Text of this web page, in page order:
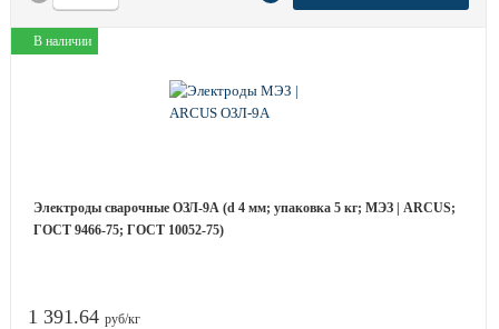
В наличии
Электроды сварочные ОЗЛ-9А (d 4 мм; упаковка 5 кг; МЭЗ | ARCUS;
ГОСТ 9466-75; ГОСТ 10052-75)
1 391.64 руб/кг